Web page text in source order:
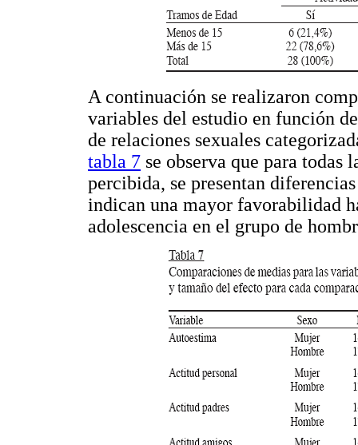
A continuación se realizaron
variables del estudio en función
de relaciones sexuales
tabla 7 se observa que para todas
percibida, se presentan
indican una mayor favorabilidad
adolescencia en el grupo de